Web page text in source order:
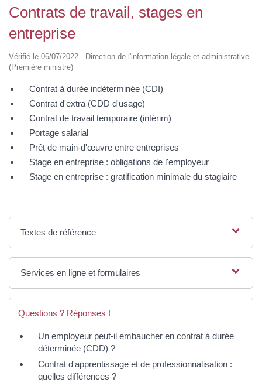
Contrats de travail, stages en
entreprise
Vérifié le 06/07/2022 - Direction de l'information légale et administrative
(Première ministre)
Contrat à durée indéterminée (CDI)
Contrat d'extra (CDD d'usage)
Contrat de travail temporaire (intérim)
Portage salarial
Prêt de main-d'œuvre entre entreprises
Stage en entreprise : obligations de l'employeur
Stage en entreprise : gratification minimale du stagiaire
Textes de référence
Services en ligne et formulaires
Questions ? Réponses !
Un employeur peut-il embaucher en contrat à durée
déterminée (CDD) ?
Contrat d'apprentissage et de professionnalisation :
quelles différences ?